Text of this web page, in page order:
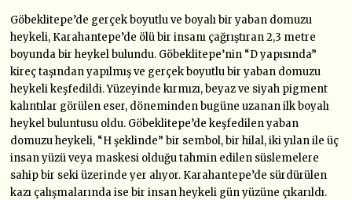
Göbeklitepe’de gerçek boyutlu ve boyalı bir yaban domuzu
heykeli, Karahantepe’de ölü bir insanı çağrıştıran 2,3 metre
boyunda bir heykel bulundu. Göbeklitepe’nin “D yapısında”
kireç taşından yapılmış ve gerçek boyutlu bir yaban domuzu
heykeli keşfedildi. Yüzeyinde kırmızı, beyaz ve siyah pigment
kalıntılar görülen eser, döneminden bugüne uzanan ilk boyalı
heykel buluntusu oldu. Göbeklitepe’de keşfedilen yaban
domuzu heykeli, “H şeklinde” bir sembol, bir hilal, iki yılan ile üç
insan yüzü veya maskesi olduğu tahmin edilen süslemelere
sahip bir seki üzerinde yer alıyor. Karahantepe’de sürdürülen
kazı çalışmalarında ise bir insan heykeli gün yüzüne çıkarıldı.